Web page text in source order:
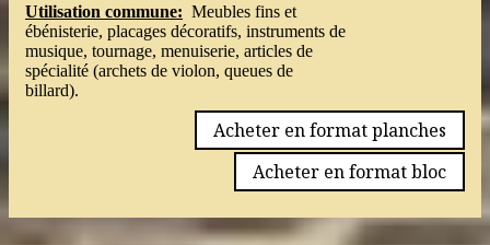
Utilisation commune: Meubles fins et
ébénisterie, placages décoratifs, instruments de
musique, tournage, menuiserie, articles de
spécialité (archets de violon, queues de
billard).
Acheter en format planches
Acheter en format bloc